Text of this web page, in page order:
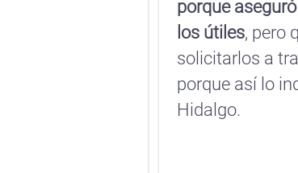
porque
los útiles, pero
solicitarlos a
porque así lo
Hidalgo.